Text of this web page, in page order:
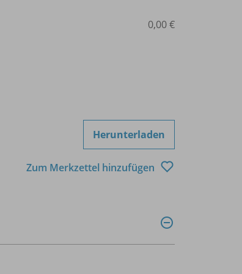
0,00 €
Herunterladen
Zum Merkzettel hinzufügen